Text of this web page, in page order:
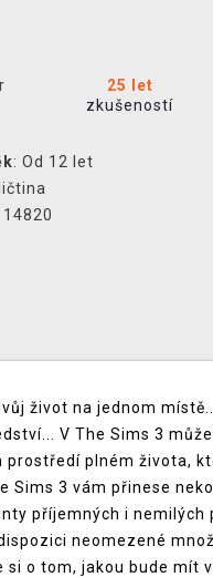
25 let
zkušeností
: Od 12 let
14820
život na jednom
V The Sims 3
plném života,
Sims 3 vám přinese
příjemných i nemilých
neomezené
si o tom, jakou bude mít